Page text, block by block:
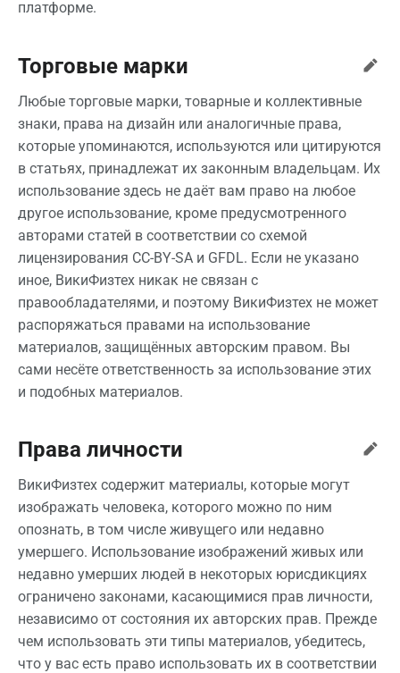
платформе.
Торговые марки
Любые торговые марки, товарные и коллективные
знаки, права на дизайн или аналогичные права,
которые упоминаются, используются или цитируются
в статьях, принадлежат их законным владельцам. Их
использование здесь не даёт вам право на любое
другое использование, кроме предусмотренного
авторами статей в соответствии со схемой
лицензирования CC-BY-SA и GFDL. Если не указано
иное, ВикиФизтех никак не связан с
правообладателями, и поэтому ВикиФизтех не может
распоряжаться правами на использование
материалов, защищённых авторским правом. Вы
сами несёте ответственность за использование этих
и подобных материалов.
Права личности
ВикиФизтех содержит материалы, которые могут
изображать человека, которого можно по ним
опознать, в том числе живущего или недавно
умершего. Использование изображений живых или
недавно умерших людей в некоторых юрисдикциях
ограничено законами, касающимися прав личности,
независимо от состояния их авторских прав. Прежде
чем использовать эти типы материалов, убедитесь,
что у вас есть право использовать их в соответствии